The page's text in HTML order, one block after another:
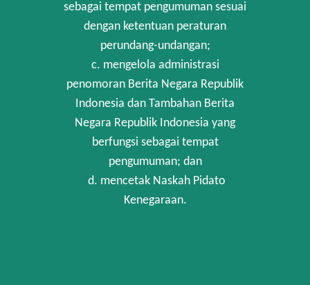
sebagai tempat pengumuman sesuai
dengan ketentuan peraturan
perundang-undangan;
c. mengelola administrasi
penomoran Berita Negara Republik
Indonesia dan Tambahan Berita
Negara Republik Indonesia yang
berfungsi sebagai tempat
pengumuman; dan
d. mencetak Naskah Pidato
Kenegaraan.